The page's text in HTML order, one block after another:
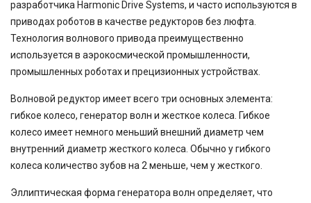
разработчика Harmonic Drive Systems, и часто используются в
приводах роботов в качестве редукторов без люфта.
Технология волнового привода преимущественно
используется в аэрокосмической промышленности,
промышленных роботах и прецизионных устройствах.
Волновой редуктор имеет всего три основных элемента:
гибкое колесо, генератор волн и жесткое колеса. Гибкое
колесо имеет немного меньший внешний диаметр чем
внутренний диаметр жесткого колеса. Обычно у гибкого
колеса количество зубов на 2 меньше, чем у жесткого.
Эллиптическая форма генератора волн определяет, что